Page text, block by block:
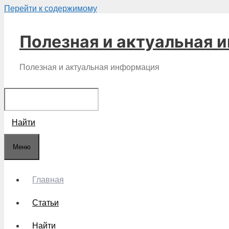
Перейти к содержимому
Полезная и актуальная
Полезная и актуальная информация
Найти
Меню
Главная
Статьи
Найти